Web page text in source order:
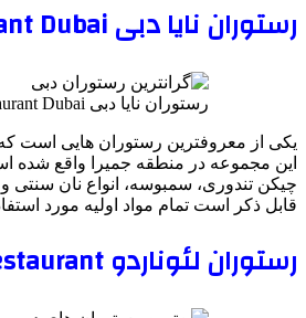
رستوران نایا دبی Naya Restaurant Dubai
رستوران نایا دبی Naya Restaurant Dubai
یکی از معروفترین رستوران هایی است
این مجموعه در منطقه جمیرا واقع شده
چیکن تندوری، سمبوسه، انواع نان
قابل ذکر است تمام مواد اولیه مورد
رستوران لئوناردو Leonardo Restaurant